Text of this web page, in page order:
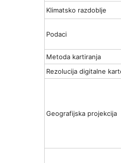
Klimatsko razdoblje
Podaci
Metoda kartiranja
Rezolucija digitalne
Geografijska projekcija